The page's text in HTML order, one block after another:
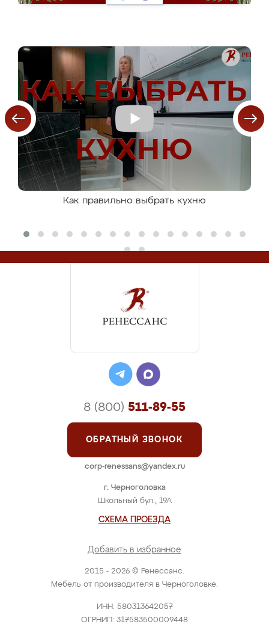
Как правильно выбрать кухню
2015 - 2026 © Ренессанс.
Мебель от производителя в Черноголовке.
ИНН: 580313642057
ОГРНИП: 317583500009448
г. Черноголовка
Школьный бул., 19А
СХЕМА ПРОЕЗДА
Добавить в избранное
8 (800) 511-89-55
ОБРАТНЫЙ ЗВОНОК
corp-renessans@yandex.ru